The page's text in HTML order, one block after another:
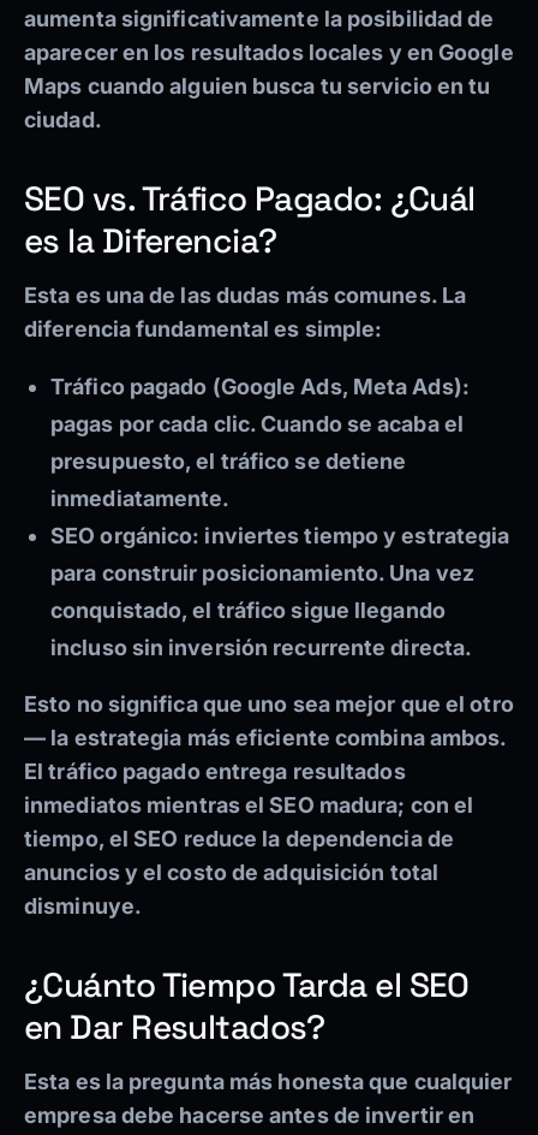
aumenta significativamente la posibilidad de
aparecer en los resultados locales y en Google
Maps cuando alguien busca tu servicio en tu
ciudad.
SEO vs. Tráfico Pagado: ¿Cuál
es la Diferencia?
Esta es una de las dudas más comunes. La
diferencia fundamental es simple:
Tráfico pagado (Google Ads, Meta Ads):
pagas por cada clic. Cuando se acaba el
presupuesto, el tráfico se detiene
inmediatamente.
SEO orgánico: inviertes tiempo y estrategia
para construir posicionamiento. Una vez
conquistado, el tráfico sigue llegando
incluso sin inversión recurrente directa.
Esto no significa que uno sea mejor que el otro
— la estrategia más eficiente combina ambos.
El tráfico pagado entrega resultados
inmediatos mientras el SEO madura; con el
tiempo, el SEO reduce la dependencia de
anuncios y el costo de adquisición total
disminuye.
¿Cuánto Tiempo Tarda el SEO
en Dar Resultados?
Esta es la pregunta más honesta que cualquier
empresa debe hacerse antes de invertir en